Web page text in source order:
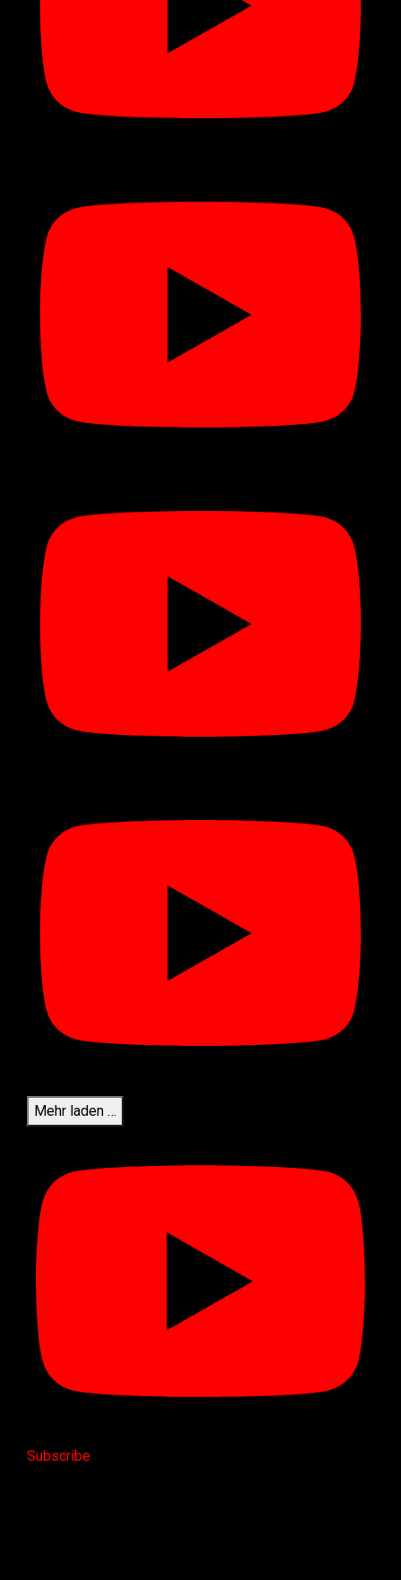
Mehr laden …
Subscribe